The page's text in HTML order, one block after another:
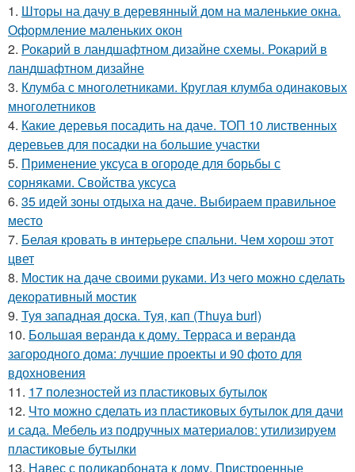
1. Шторы на дачу в деревянный дом на маленькие окна.
Оформление маленьких окон
2. Рокарий в ландшафтном дизайне схемы. Рокарий в
ландшафтном дизайне
3. Клумба с многолетниками. Круглая клумба одинаковых
многолетников
4. Какие деревья посадить на даче. ТОП 10 лиственных
деревьев для посадки на большие участки
5. Применение уксуса в огороде для борьбы с
сорняками. Свойства уксуса
6. 35 идей зоны отдыха на даче. Выбираем правильное
место
7. Белая кровать в интерьере спальни. Чем хорош этот
цвет
8. Мостик на даче своими руками. Из чего можно сделать
декоративный мостик
9. Туя западная доска. Туя, кап (Thuya burl)
10. Большая веранда к дому. Терраса и веранда
загородного дома: лучшие проекты и 90 фото для
вдохновения
11. 17 полезностей из пластиковых бутылок
12. Что можно сделать из пластиковых бутылок для дачи
и сада. Мебель из подручных материалов: утилизируем
пластиковые бутылки
13. Навес с поликарбоната к дому. Пристроенные